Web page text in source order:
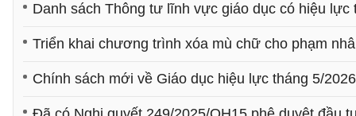
Danh sách Thông tư lĩnh vực giáo dục có hiệu lực
Triển khai chương trình xóa mù chữ cho phạm
Chính sách mới về Giáo dục hiệu lực tháng 5/2026